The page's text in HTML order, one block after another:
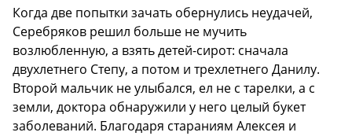
Когда две попытки зачать обернулись неудачей,
Серебряков решил больше не мучить
возлюбленную, а взять детей-сирот: сначала
двухлетнего Степу, а потом и трехлетнего Данилу.
Второй мальчик не улыбался, ел не с тарелки, а с
земли, доктора обнаружили у него целый букет
заболеваний. Благодаря стараниям Алексея и